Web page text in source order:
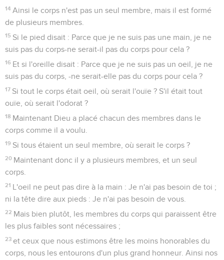
14 Ainsi le corps n'est pas un seul membre, mais il est formé
de plusieurs membres.
15 Si le pied disait : Parce que je ne suis pas une main, je ne
suis pas du corps-ne serait-il pas du corps pour cela ?
16 Et si l'oreille disait : Parce que je ne suis pas un oeil, je ne
suis pas du corps, -ne serait-elle pas du corps pour cela ?
17 Si tout le corps était oeil, où serait l'ouïe ? S'il était tout
ouïe, où serait l'odorat ?
18 Maintenant Dieu a placé chacun des membres dans le
corps comme il a voulu.
19 Si tous étaient un seul membre, où serait le corps ?
20 Maintenant donc il y a plusieurs membres, et un seul
corps.
21 L'oeil ne peut pas dire à la main : Je n'ai pas besoin de toi ;
ni la tête dire aux pieds : Je n'ai pas besoin de vous.
22 Mais bien plutôt, les membres du corps qui paraissent être
les plus faibles sont nécessaires ;
23 et ceux que nous estimons être les moins honorables du
corps, nous les entourons d'un plus grand honneur. Ainsi nos